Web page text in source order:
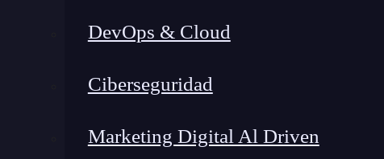
DevOps & Cloud
Ciberseguridad
Marketing Digital Al Driven
Montana Martín López